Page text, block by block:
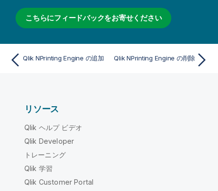
こちらにフィードバックをお寄せください
Qlik NPrinting Engine の追加 Qlik NPrinting Engine の削除
リソース
Qlik ヘルプ ビデオ
Qlik Developer
トレーニング
Qlik 学習
Qlik Customer Portal